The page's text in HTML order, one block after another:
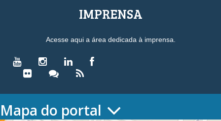
IMPRENSA
Acesse aqui a área dedicada à imprensa.
Mapa do portal